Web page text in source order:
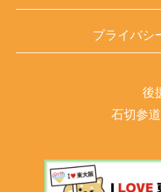
プライバシ
後
石切参